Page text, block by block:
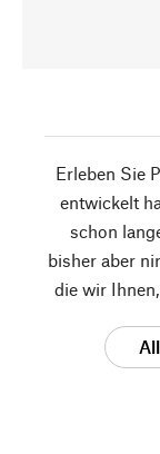
Erleben Sie
entwickelt
schon
bisher aber
die wir